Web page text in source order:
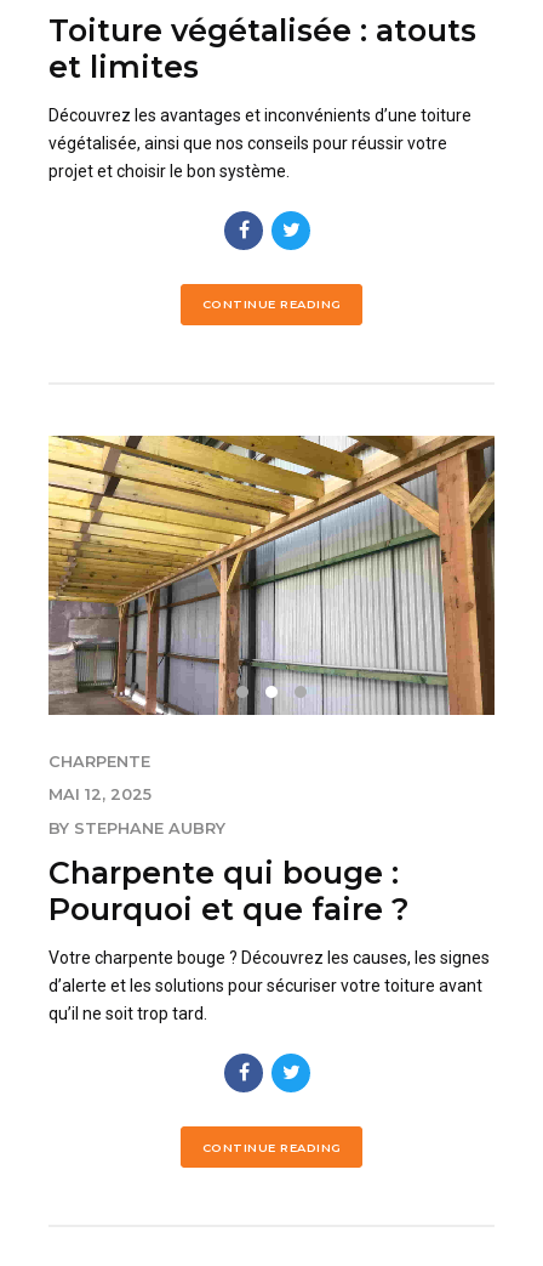
Toiture végétalisée : atouts
et limites
Découvrez les avantages et inconvénients d’une toiture
végétalisée, ainsi que nos conseils pour réussir votre
projet et choisir le bon système.
CONTINUE READING
CHARPENTE
MAI 12, 2025
BY STEPHANE AUBRY
Charpente qui bouge :
Pourquoi et que faire ?
Votre charpente bouge ? Découvrez les causes, les signes
d’alerte et les solutions pour sécuriser votre toiture avant
qu’il ne soit trop tard.
CONTINUE READING